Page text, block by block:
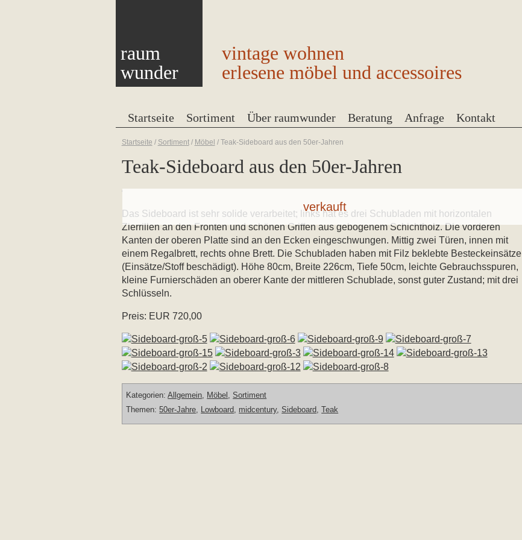
raum
wunder
vintage wohnen
erlesene möbel und accessoires
Startseite Sortiment Über raumwunder Beratung Anfrage Kontakt
Startseite / Sortiment/ Möbel / Teak-Sideboard aus den 50er-Jahren
Teak-Sideboard aus den 50er-Jahren
Das Sideboard ist sehr solide verarbeitet; links hat es drei Schubladen mit horizontalen
Zierrillen an den Fronten und schönen Griffen aus gebogenem Schichtholz. Die vorderen
Kanten der oberen Platte sind an den Ecken eingeschwungen. Mittig zwei Türen, innen mit
einem Regalbrett, rechts ohne Brett. Die Schubladen haben mit Filz beklebte Besteckeinsätze
(Einsätze/Stoff beschädigt). Höhe 80cm, Breite 226cm, Tiefe 50cm, leichte Gebrauchsspuren,
kleine Furnierschäden an oberer Kante der mittleren Schublade, sonst guter Zustand; mit drei
Schlüsseln.
Preis: EUR 720,00
Kategorien:Allgemein Möbel ,Sortiment
Themen:50er-Jahre, Lowboard, midcentury,Sideboard,Teak